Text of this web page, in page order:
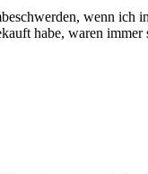
wenn ich
habe, waren immer